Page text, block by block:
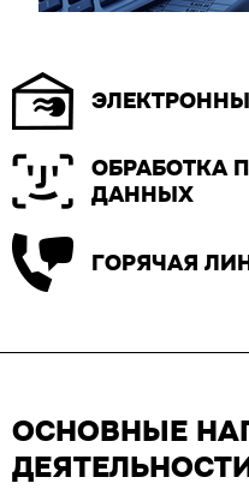
ОБРАБОТКА
ДАННЫХ
ГОРЯЧАЯ
ОСНОВНЫЕ